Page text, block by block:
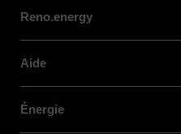
Reno.energy
Aide
Énergie